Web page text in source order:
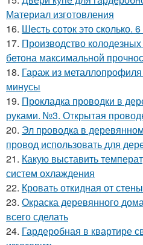
Материал изготовления
16. Шесть соток это сколько.
17. Производство
бетона максимальной
18. Гараж из
минусы
19. Прокладка проводки в
руками. №3. Открытая
20. Эл проводка в
провод использовать для
21. Какую выставить
систем охлаждения
22. Кровать откидная от
23. Окраска деревянного
всего сделать
24. Гардеробная в квартире